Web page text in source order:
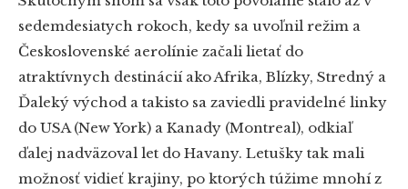
sedemdesiatych rokoch, kedy sa uvoľnil režim a
Československé aerolínie začali lietať do
atraktívnych destinácií ako Afrika, Blízky, Stredný a
Ďaleký východ a takisto sa zaviedli pravidelné linky
do USA (New York) a Kanady (Montreal), odkiaľ
ďalej nadväzoval let do Havany. Letušky tak mali
možnosť vidieť krajiny, po ktorých túžime mnohí z